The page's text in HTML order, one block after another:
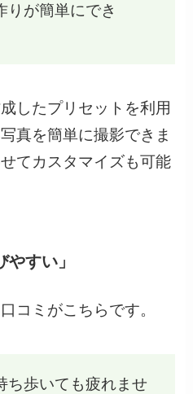
りが簡単にでき
したプリセットを利用
真を簡単に撮影できま
てカスタマイズも可能
やすい」
コミがこちらです。
ち歩いても疲れませ